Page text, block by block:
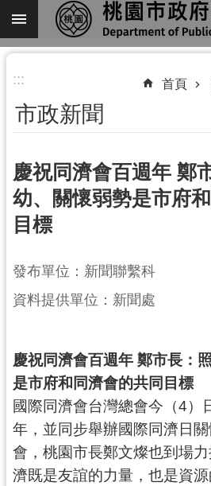
跳到主要內容區塊
進
搜
尋
關
於
們
機
訊
錄
業
務
資
訊
::: 首頁
市政新聞
慶祝同濟會百週年 鄭
幼、關懷弱勢是市府
目標
發布單位：新聞聯繫科
資料提供單位：新聞處
慶祝同濟會百週年 鄭市長：
是市府和同濟會的共同目標
國際同濟會台灣總會今（4）
年，並同步舉辦國際同濟日
會，桃園市長鄭文燦也到場
濟既是友誼的力量，也是資